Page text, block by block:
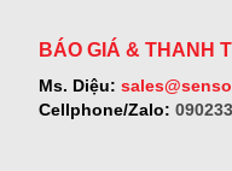
BÁO GIÁ & THANH
Ms. Diệu:
Cellphone/Zalo: